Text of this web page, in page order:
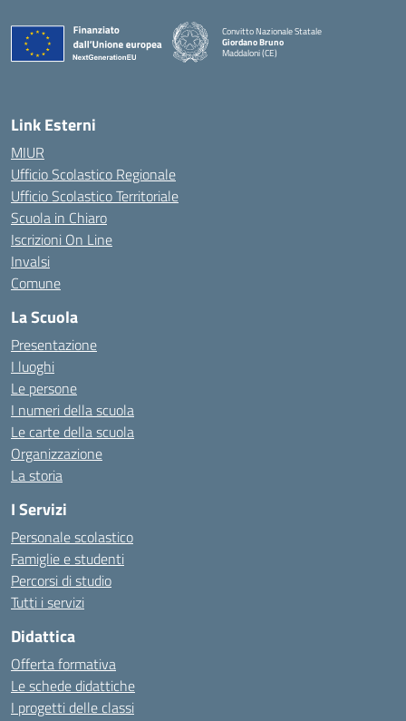
Convitto Nazionale Statale
Giordano Bruno
Maddaloni (CE)
Link Esterni
MIUR
Ufficio Scolastico Regionale
Ufficio Scolastico Territoriale
Scuola in Chiaro
Iscrizioni On Line
Invalsi
Comune
La Scuola
Presentazione
I luoghi
Le persone
I numeri della scuola
Le carte della scuola
Organizzazione
La storia
I Servizi
Personale scolastico
Famiglie e studenti
Percorsi di studio
Tutti i servizi
Didattica
Offerta formativa
Le schede didattiche
I progetti delle classi